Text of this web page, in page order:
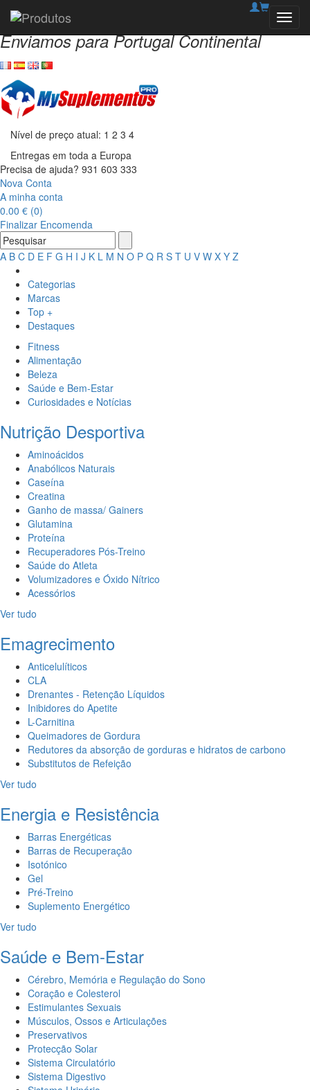
Bem-vindo à MySuplementosPro!
Enviamos para Portugal Continental
Nível de preço atual: 1 2 3 4
Entregas em toda a Europa
Precisa de ajuda? 931 603 333
Nova Conta
A minha conta
0.00 € (0)
Finalizar Encomenda
A B C D E F G H I J K L M N O P Q R S T U V W X Y Z
Categorias
Marcas
Top +
Destaques
Fitness
Alimentação
Beleza
Saúde e Bem-Estar
Curiosidades e Notícias
Nutrição Desportiva
Aminoácidos
Anabólicos Naturais
Caseína
Creatina
Ganho de massa/ Gainers
Glutamina
Proteína
Recuperadores Pós-Treino
Saúde do Atleta
Volumizadores e Óxido Nítrico
Acessórios
Ver tudo
Emagrecimento
Anticelulíticos
CLA
Drenantes - Retenção Líquidos
Inibidores do Apetite
L-Carnitina
Queimadores de Gordura
Redutores da absorção de gorduras e hidratos de carbono
Substitutos de Refeição
Ver tudo
Energia e Resistência
Barras Energéticas
Barras de Recuperação
Isotónico
Gel
Pré-Treino
Suplemento Energético
Ver tudo
Saúde e Bem-Estar
Cérebro, Memória e Regulação do Sono
Coração e Colesterol
Estimulantes Sexuais
Músculos, Ossos e Articulações
Preservativos
Protecção Solar
Sistema Circulatório
Sistema Digestivo